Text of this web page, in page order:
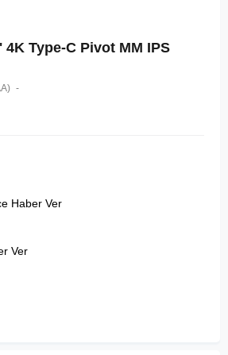
4K Type-C Pivot MM IPS
Haber Ver
Ver